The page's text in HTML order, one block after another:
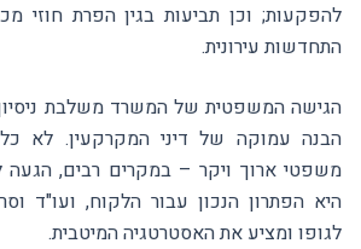
להפקעות; וכן תביעות בגין הפרת חוזי
התחדשות עירונית.
הגישה המשפטית של המשרד משלבת ניסיון
הבנה עמוקה של דיני המקרקעין. לא
משפטי ארוך ויקר – במקרים רבים,
היא הפתרון הנכון עבור הלקוח, ועו"ד
לגופו ומציע את האסטרטגיה המיטבית.